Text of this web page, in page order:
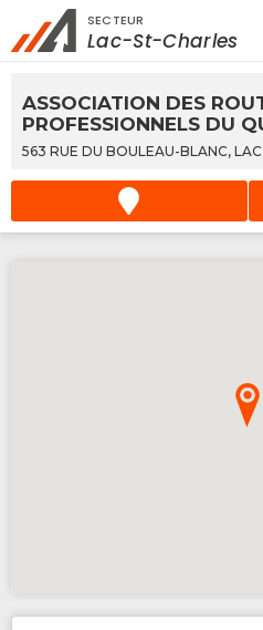
Rechercher à proximité
Services
SECTEUR
Lac-St-Charles
ASSOCIATION DES
PROFESSIONNELS DU
563 RUE DU BOULEAU-BLANC,